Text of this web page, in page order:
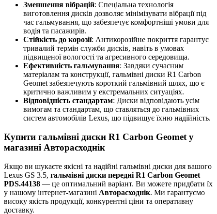
Зменшення вібрацій: Спеціальна технологія
виготовлення дисків дозволяє мінімізувати вібрації під
час гальмування, що забезпечує комфортніші умови для
водія та пасажирів.
Стійкість до корозії: Антикорозійне покриття гарантує
тривалий термін служби дисків, навіть в умовах
підвищеної вологості та агресивного середовища.
Ефективність гальмування: Завдяки сучасним
матеріалам та конструкції, гальмівні диски R1 Carbon
Geomet забезпечують короткий гальмівний шлях, що є
критично важливим у екстремальних ситуаціях.
Відповідність стандартам: Диски відповідають усім
вимогам та стандартам, що ставляться до гальмівних
систем автомобілів Lexus, що підвищує їхню надійність.
Купити гальмівні диски R1 Carbon Geomet у
магазині Авторасходнік
Якщо ви шукаєте якісні та надійні гальмівні диски для вашого
Lexus GS 3.5, гальмівні диски передні R1 Carbon Geomet
PDS.44138 — це оптимальний варіант. Ви можете придбати їх
у нашому інтернет-магазині Авторасходнік. Ми гарантуємо
високу якість продукції, конкурентні ціни та оперативну
доставку.